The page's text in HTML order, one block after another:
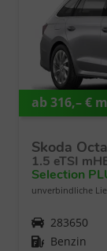
ab 316,– €
Skoda
1.5 eTSI
Selection
unverbindliche
Fahrzeugnr. 283650
Kraftstoff Benzin